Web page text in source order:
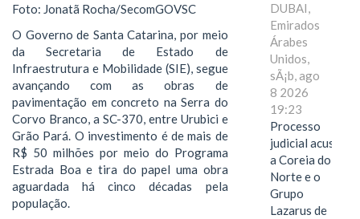
Foto: Jonatã Rocha/SecomGOVSC
O Governo de Santa Catarina, por meio
da Secretaria de Estado de
Infraestrutura e Mobilidade (SIE), segue
avançando com as obras de
pavimentação em concreto na Serra do
Corvo Branco, a SC-370, entre Urubici e
Grão Pará. O investimento é de mais de
R$ 50 milhões por meio do Programa
Estrada Boa e tira do papel uma obra
aguardada há cinco décadas pela
população.
DUBAI,
Emirados
Árabes
Unidos,
sÃ¡b, ago
8 2026
19:23
Processo
judicial acusa
a Coreia do
Norte e o
Grupo
Lazarus de